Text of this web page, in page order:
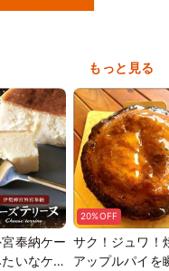
もっと見る
宮奉納ケー
いなケー
20%OFF
サク！ジュワ！
アップルパイを